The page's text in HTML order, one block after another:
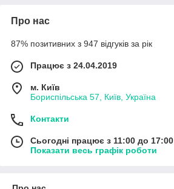
Про нас
87% позитивних з 947 відгуків за рік
Працює з 24.04.2019
м. Київ
Бориспільська 57, Київ, Україна
Контакти
Сьогодні працює з 11:00 до 17:00
Показати весь графік роботи